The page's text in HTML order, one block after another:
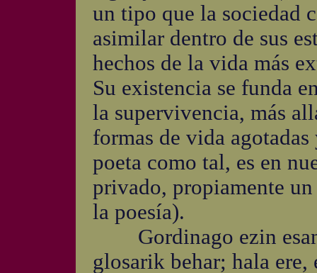
un tipo que la sociedad
asimilar dentro de sus
hechos de la vida más
Su existencia se funda
la supervivencia, más
formas de vida
poeta como tal, es en
privado, propiamente
la poesía).
Gordinago ezin
glosarik behar; hala